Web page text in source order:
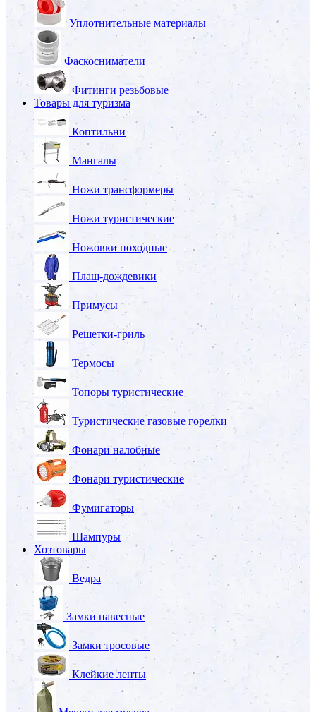
Уплотнительные материалы
Фаскосниматели
Фитинги резьбовые
Товары для туризма
Коптильни
Мангалы
Ножи трансформеры
Ножи туристические
Ножовки походные
Плащ-дождевики
Примусы
Решетки-гриль
Термосы
Топоры туристические
Туристические газовые горелки
Фонари налобные
Фонари туристические
Фумигаторы
Шампуры
Хозтовары
Ведра
Замки навесные
Замки тросовые
Клейкие ленты